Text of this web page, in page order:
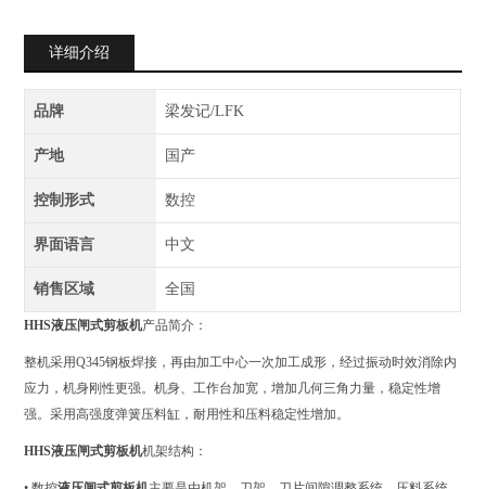
详细介绍
品牌 梁发记/LFK
产地 国产
控制形式 数控
界面语言 中文
销售区域 全国
HHS液压闸式剪板机产品简介：
整机采⽤Q345钢板焊接，再由加⼯中⼼⼀次加⼯成形，经过振动时效消除内
应⼒，机⾝刚性更强。机⾝、⼯作台加宽，增加⼏何三⻆⼒量，稳定性增
强。采⽤⾼强度弹簧压料缸，耐⽤性和压料稳定性增加。
HHS液压闸式剪板机机架结构：